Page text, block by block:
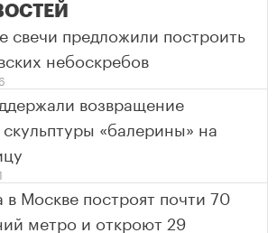
свечи предложили построить
небоскребов
возвращение
«балерины» на
Москве построят почти 70
метро и откроют 29